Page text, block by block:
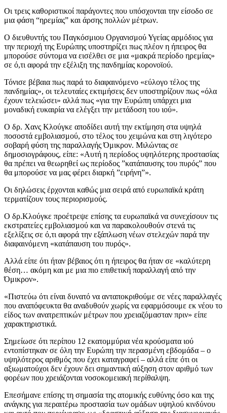
Οι τρεις καθοριστικοί παράγοντες που υπόσχονται την είσοδο σε
μια φάση “ηρεμίας” και άρσης πολλών μέτρων.
Ο διευθυντής του Παγκόσμιου Οργανισμού Υγείας αρμόδιος για
την περιοχή της Ευρώπης υποστηρίζει πως πλέον η ήπειρος θα
μπορούσε σύντομα να εισέλθει σε μια «μακρά περίοδο ηρεμίας»
σε ό,τι αφορά την εξέλιξη της πανδημίας κορονοϊού.
Τόνισε βέβαια πως παρά το διαφαινόμενο «εύλογο τέλος της
πανδημίας», οι τελευταίες εκτιμήσεις δεν υποστηρίζουν πως «όλα
έχουν τελειώσει» αλλά πως «για την Ευρώπη υπάρχει μια
μοναδική ευκαιρία να ελέγξει την μετάδοση του ιού».
Ο δρ. Χανς Κλούγκε αποδίδει αυτή την εκτίμηση στα υψηλά
ποσοστά εμβολιασμού, στο τέλος του χειμώνα και στη λιγότερο
σοβαρή φύση της παραλλαγής Όμικρον. Μιλώντας σε
δημοσιογράφους, είπε: «Αυτή η περίοδος υψηλότερης προστασίας
θα πρέπει να θεωρηθεί ως περίοδος ”κατάπαυσης του πυρός” που
θα μπορούσε να μας φέρει διαρκή ”ειρήνη”».
Οι δηλώσεις έρχονται καθώς μια σειρά από ευρωπαϊκά κράτη
τερματίζουν τους περιορισμούς.
Ο δρ.Κλούγκε προέτρεψε επίσης τα ευρωπαϊκά να συνεχίσουν τις
εκστρατείες εμβολιασμού και να παρακολουθούν στενά τις
εξελίξεις σε ό,τι αφορά την εξάπλωση νέων στελεχών παρά την
διαφαινόμενη «κατάπαυση του πυρός».
Αλλά είπε ότι ήταν βέβαιος ότι η ήπειρος θα ήταν σε «καλύτερη
θέση… ακόμη και με μια πιο επιθετική παραλλαγή από την
Όμικρον».
«Πιστεύω ότι είναι δυνατό να ανταποκριθούμε σε νέες παραλλαγές
που αναπόφευκτα θα αναδυθούν χωρίς να εφαρμόσουμε εκ νέου το
είδος των ανατρεπτικών μέτρων που χρειαζόμασταν πριν» είπε
χαρακτηριστικά.
Σημείωσε ότι περίπου 12 εκατομμύρια νέα κρούσματα ιού
εντοπίστηκαν σε όλη την Ευρώπη την περασμένη εβδομάδα – ο
υψηλότερος αριθμός που έχει καταγραφεί – αλλά είπε ότι οι
αξιωματούχοι δεν έχουν δει σημαντική αύξηση στον αριθμό των
φορέων που χρειάζονται νοσοκομειακή περίθαλψη.
Επεσήμανε επίσης τη σημασία της ατομικής ευθύνης όσο και της
ανάγκης για περαιτέρω προστασία των ομάδων υψηλού κινδύνου